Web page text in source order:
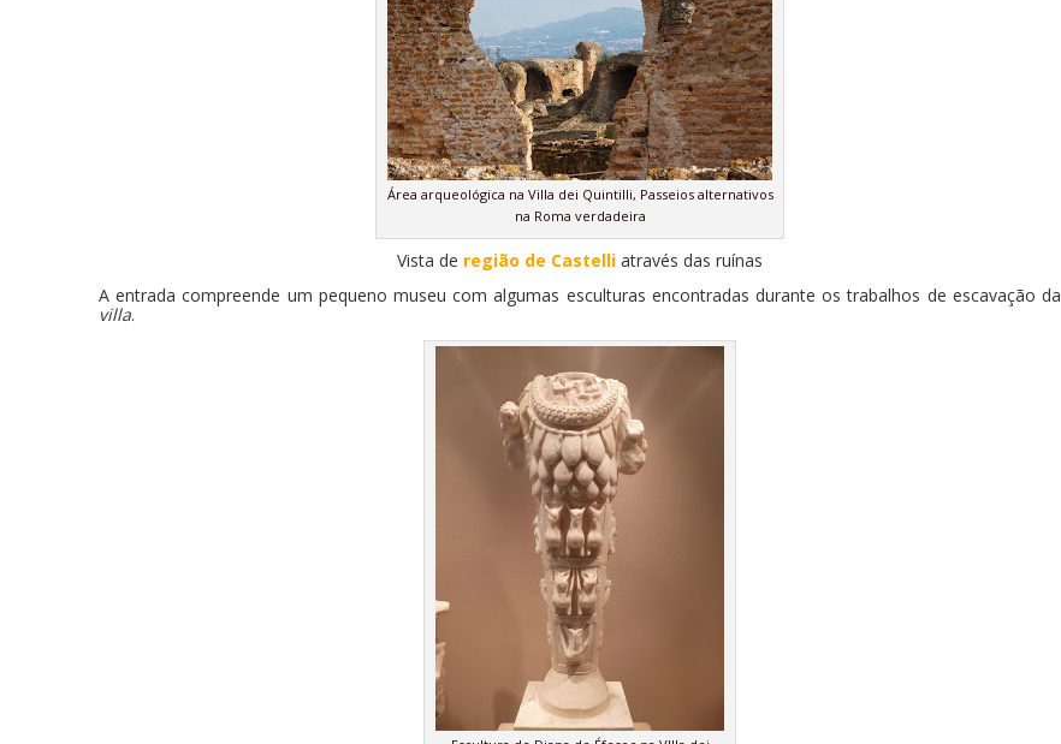
Área arqueológica na Villa dei Quintilli, Passeios alternativos
na Roma verdadeira
Vista de região de Castelli através das ruínas
A entrada compreende um pequeno museu com algumas esculturas encontradas durante os trabalhos de escavação da
villa.